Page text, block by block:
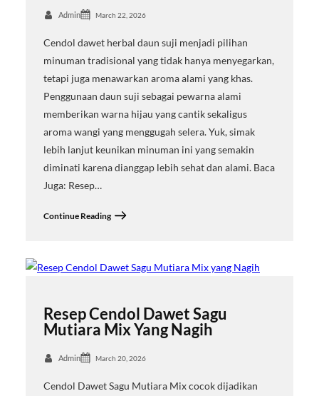
Admin March 22, 2026
Cendol dawet herbal daun suji menjadi pilihan
minuman tradisional yang tidak hanya menyegarkan,
tetapi juga menawarkan aroma alami yang khas.
Penggunaan daun suji sebagai pewarna alami
memberikan warna hijau yang cantik sekaligus
aroma wangi yang menggugah selera. Yuk, simak
lebih lanjut keunikan minuman ini yang semakin
diminati karena dianggap lebih sehat dan alami. Baca
Juga: Resep…
Continue Reading
Resep Cendol Dawet Sagu
Mutiara Mix Yang Nagih
Admin March 20, 2026
Cendol Dawet Sagu Mutiara Mix cocok dijadikan